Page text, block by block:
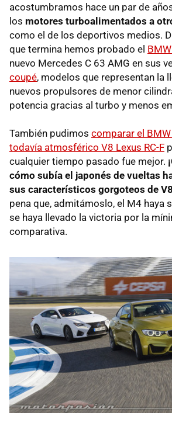
acostumbramos hace un par de
los motores turboalimentados a
como el de los deportivos medios.
que termina hemos probado el
nuevo Mercedes C 63 AMG en sus
coupé, modelos que representan la
nuevos propulsores de menor
potencia gracias al turbo y menos
También pudimos comparar el
todavía atmosférico V8 Lexus RC-F
cualquier tiempo pasado fue mejor.
cómo subía el japonés de vueltas
sus característicos gorgoteos de
pena que, admitámoslo, el M4 haya
se haya llevado la victoria por la
comparativa.